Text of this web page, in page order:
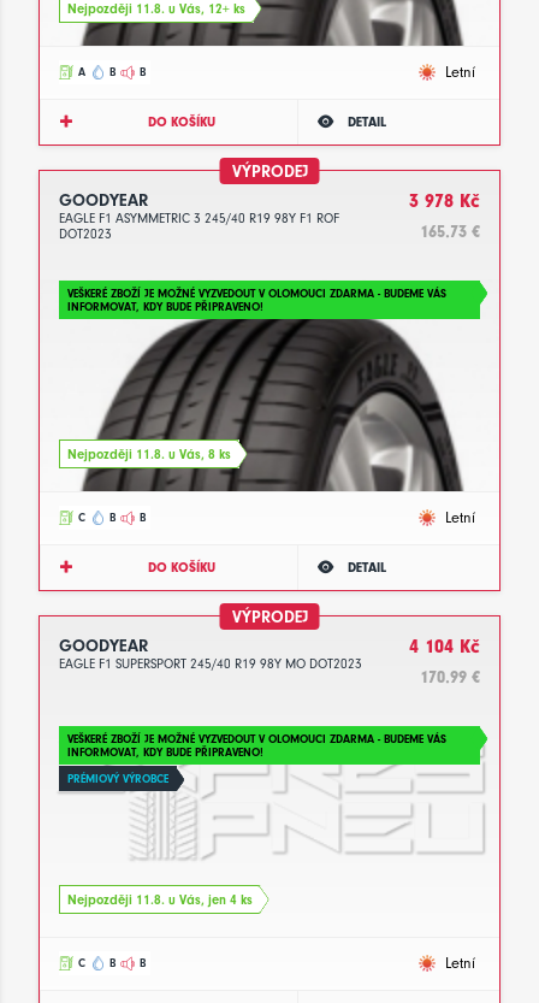
Nejpozději 11.8. u Vás, 12+ ks
A B B Letní
DO KOŠÍKU DETAIL
VÝPRODEJ
GOODYEAR
EAGLE F1 ASYMMETRIC 3 245/40 R19 98Y F1 ROF
DOT2023
3 978 Kč
165.73 €
VEŠKERÉ ZBOŽÍ JE MOŽNÉ VYZVEDOUT V OLOMOUCI ZDARMA - BUDEME VÁS
INFORMOVAT, KDY BUDE PŘIPRAVENO!
Nejpozději 11.8. u Vás, 8 ks
C B B Letní
DO KOŠÍKU DETAIL
VÝPRODEJ
GOODYEAR
EAGLE F1 SUPERSPORT 245/40 R19 98Y MO DOT2023
4 104 Kč
170.99 €
VEŠKERÉ ZBOŽÍ JE MOŽNÉ VYZVEDOUT V OLOMOUCI ZDARMA - BUDEME VÁS
INFORMOVAT, KDY BUDE PŘIPRAVENO!
PRÉMIOVÝ VÝROBCE
Nejpozději 11.8. u Vás, jen 4 ks
C B B Letní